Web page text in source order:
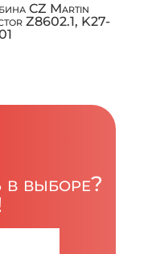
CZ Martin
Z8602.1, K27-
в выборе?